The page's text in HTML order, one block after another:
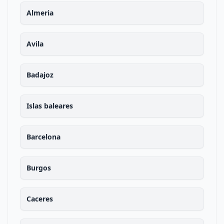
Almeria
Avila
Badajoz
Islas baleares
Barcelona
Burgos
Caceres